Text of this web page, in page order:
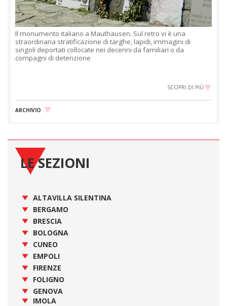
Il monumento italiano a Mauthausen. Sul retro vi è una
straordinaria stratificazione di targhe, lapidi, immagini di
singoli deportati collocate nei decenni da familiari o da
compagni di detenzione
SCOPRI DI PIÙ
ARCHIVIO
LE SEZIONI
ALTAVILLA SILENTINA
BERGAMO
BRESCIA
BOLOGNA
CUNEO
EMPOLI
FIRENZE
FOLIGNO
GENOVA
IMOLA